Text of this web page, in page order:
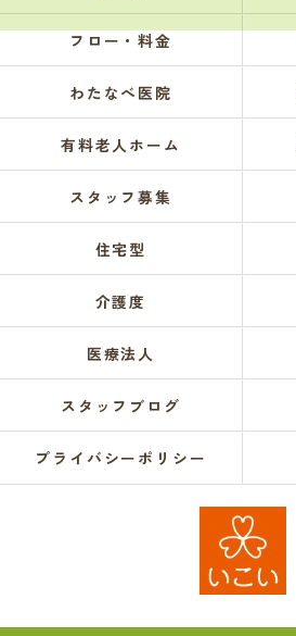
フロー・料金
わたなべ医院
有料老人ホーム
スタッフ募集
住宅型
介護度
医療法人
スタッフブログ
プライバシーポリシー